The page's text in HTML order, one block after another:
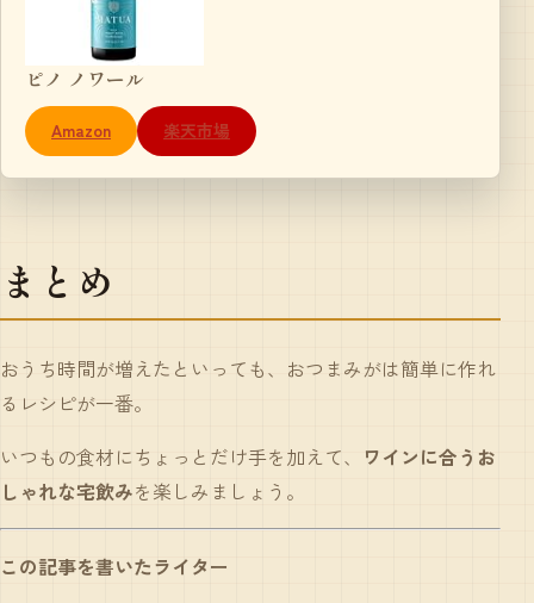
ピノ ノワール
Amazon 楽天市場
まとめ
おうち時間が増えたといっても、おつまみがは簡単に作れ
るレシピが一番。
いつもの食材にちょっとだけ手を加えて、 ワインに合うお
しゃれな宅飲みを楽しみましょう。
この記事を書いたライター